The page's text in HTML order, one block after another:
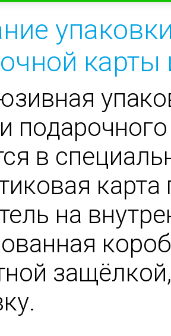
карты
в
на